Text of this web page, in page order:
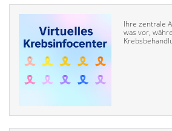
Ihre zentrale
was vor,